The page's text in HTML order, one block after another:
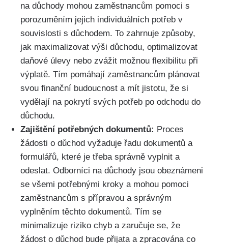
na důchody mohou zaměstnancům pomoci s
porozuměním jejich individuálních potřeb v
souvislosti s důchodem. To zahrnuje způsoby,
jak maximalizovat výši důchodu, optimalizovat
daňové úlevy nebo zvážit možnou flexibilitu při
výplatě. Tím pomáhají zaměstnancům plánovat
svou finanční budoucnost a mít jistotu, že si
vydělají na pokrytí svých potřeb po odchodu do
důchodu.
Zajištění potřebných dokumentů: Proces
žádosti o důchod vyžaduje řadu dokumentů a
formulářů, které je třeba správně vyplnit a
odeslat. Odborníci na důchody jsou obeznámeni
se všemi potřebnými kroky a mohou pomoci
zaměstnancům s přípravou a správným
vyplněním těchto dokumentů. Tím se
minimalizuje riziko chyb a zaručuje se, že
žádost o důchod bude přijata a zpracována co